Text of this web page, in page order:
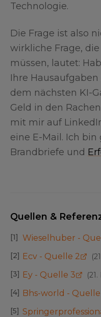
Technologie.
Die Frage ist also
wirkliche Frage,
müssen, lautet:
Ihre
dem nächsten KI-
Geld in den
mit mir auf
eine E-Mail. Ich
Brandbriefe und
Quellen &
[1] Wieselhuber -
[2] Ecv - Quelle 2 (
[3] Ey - Quelle 3 (
[4] Bhs-world -
[5]